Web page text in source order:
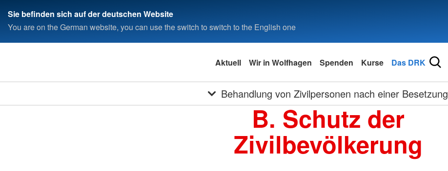
Sie befinden sich auf der deutschen Website
You are on the German website, you can use the switch to switch to the English one
Aktuell Wir in Wolfhagen Spenden Kurse Das DRK
Behandlung von Zivilpersonen nach einer Besetzung
B. Schutz der
Zivilbevölkerung